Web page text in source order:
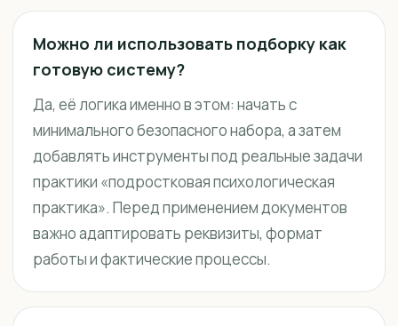
Можно ли использовать подборку как
готовую систему?
Да, её логика именно в этом: начать с
минимального безопасного набора, а затем
добавлять инструменты под реальные задачи
практики «подростковая психологическая
практика». Перед применением документов
важно адаптировать реквизиты, формат
работы и фактические процессы.